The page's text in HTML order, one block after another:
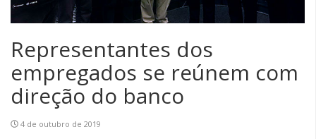
Representantes dos
empregados se reúnem com
direção do banco
4 de outubro de 2019